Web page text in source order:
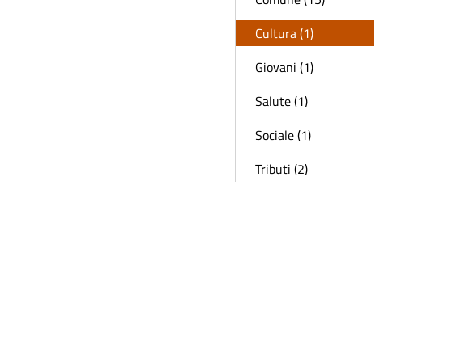
Cultura (1)
Giovani (1)
Salute (1)
Sociale (1)
Tributi (2)